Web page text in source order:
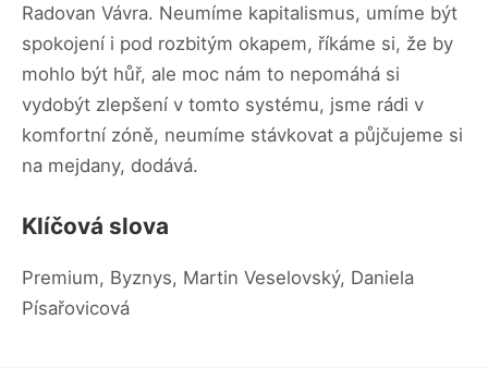
Radovan Vávra. Neumíme kapitalismus, umíme být
spokojení i pod rozbitým okapem, říkáme si, že by
mohlo být hůř, ale moc nám to nepomáhá si
vydobýt zlepšení v tomto systému, jsme rádi v
komfortní zóně, neumíme stávkovat a půjčujeme si
na mejdany, dodává.
Klíčová slova
Premium, Byznys, Martin Veselovský, Daniela
Písařovicová